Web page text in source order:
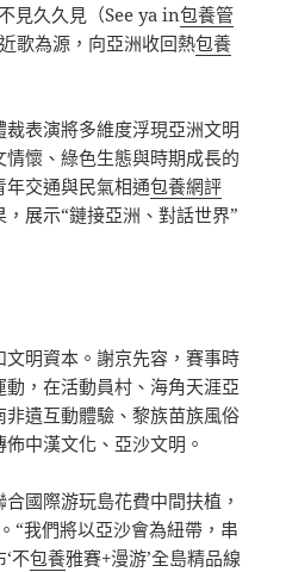
見久久見（See ya in包養管
歌為源，向亞洲收回熱包養
表演將多維度浮現亞洲文明
懷、綠色生態與時期成長的
年交通與民氣相通包養網評
，展示“鏈接亞洲、對話世界”
明資本。謝京先容，賽事時
，在活動員村、海角天涯亞
遺互動體驗、黎族苗族風俗
中漢文化、亞沙文明。
國際游玩島花費中間扶植，
“我們將以亞沙會為紐帶，串
不包養雅賽+漫游’全島精品線